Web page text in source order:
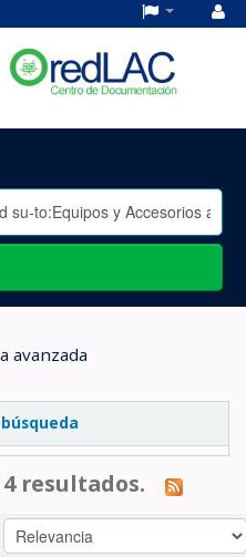
avanzada
resultados.